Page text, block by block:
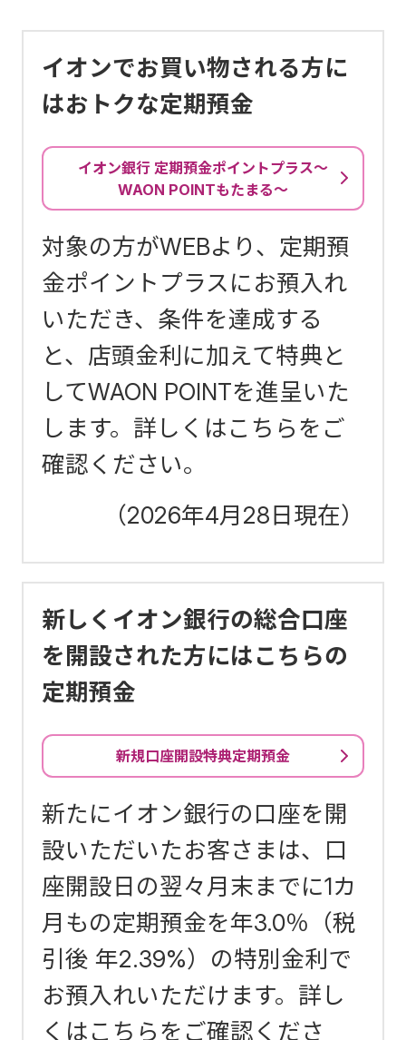
イオンでお買い物される方に
はおトクな定期預金
イオン銀行 定期預金ポイントプラス～
WAON POINTもたまる～
対象の方がWEBより、定期預
金ポイントプラスにお預入れ
いただき、条件を達成する
と、店頭金利に加えて特典と
してWAON POINTを進呈いた
します。詳しくはこちらをご
確認ください。
（2026年4月28日現在）
新しくイオン銀行の総合口座
を開設された方にはこちらの
定期預金
新規口座開設特典定期預金
新たにイオン銀行の口座を開
設いただいたお客さまは、口
座開設日の翌々月末までに1カ
月もの定期預金を年3.0％（税
引後 年2.39%）の特別金利で
お預入れいただけます。詳し
くはこちらをご確認くださ